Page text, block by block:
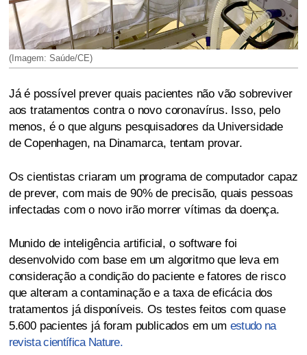
(Imagem: Saúde/CE)
Já é possível prever quais pacientes não vão sobreviver
aos tratamentos contra o novo coronavírus. Isso, pelo
menos, é o que alguns pesquisadores da Universidade
de Copenhagen, na Dinamarca, tentam provar.
Os cientistas criaram um programa de computador capaz
de prever, com mais de 90% de precisão, quais pessoas
infectadas com o novo irão morrer vítimas da doença.
Munido de inteligência artificial, o software foi
desenvolvido com base em um algoritmo que leva em
consideração a condição do paciente e fatores de risco
que alteram a contaminação e a taxa de eficácia dos
tratamentos já disponíveis. Os testes feitos com quase
5.600 pacientes já foram publicados em um estudo na
revista científica Nature.